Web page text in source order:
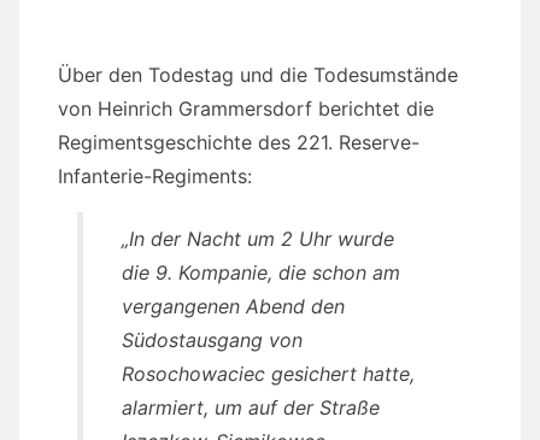
Über den Todestag und die Todesumstände
von Heinrich Grammersdorf berichtet die
Regimentsgeschichte des 221. Reserve-
Infanterie-Regiments:
„In der Nacht um 2 Uhr wurde
die 9. Kompanie, die schon am
vergangenen Abend den
Südostausgang von
Rosochowaciec gesichert hatte,
alarmiert, um auf der Straße